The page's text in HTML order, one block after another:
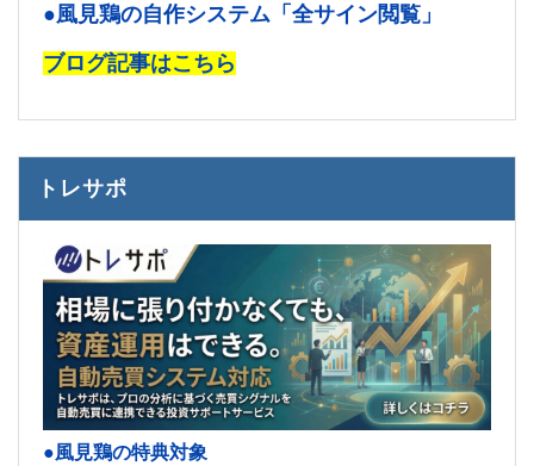
●風見鶏の自作システム「全サイン閲覧」
ブログ記事はこちら
トレサポ
●風見鶏の特典対象